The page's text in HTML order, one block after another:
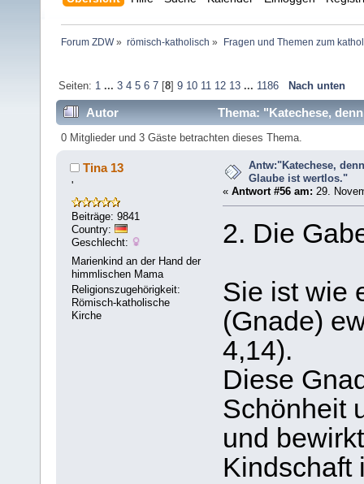
Forum ZDW» römisch-katholisch » Fragen und Themen zum
Seiten: 1 ... 3 4 5 6 7[8] 9 10 11 12 13 ... 1186 Nach unten
Autor Thema: "Katechese,
0 Mitglieder und 3 Gäste betrachten dieses Thema.
Tina 13
'
Beiträge: 9841
Country:
Geschlecht:
Marienkind an der Hand der
himmlischen Mama
Religionszugehörigkeit:
Römisch-katholische
Kirche
Antw:"Katechese,
Glaube ist wertlos."
« Antwort #56 am: 29.
2. Die
Sie ist wie
(Gnade)
4,14).
Diese
Schönheit
und
Kindschaft